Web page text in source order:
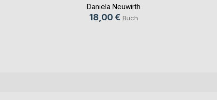
Daniela Neuwirth
18,00 € Buch